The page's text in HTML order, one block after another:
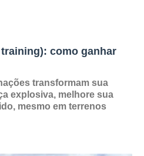
como ganhar
transformam sua
explosiva, melhore sua
mesmo em terrenos